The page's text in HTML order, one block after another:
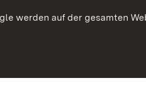
werden auf der gesamten